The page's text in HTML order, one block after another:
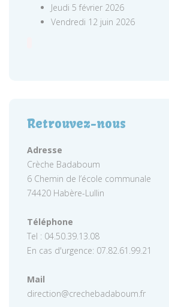
Jeudi 5 février 2026
Vendredi 12 juin 2026
Retrouvez-nous
Adresse
Crèche Badaboum
6 Chemin de l’école communale
74420 Habère-Lullin
Téléphone
Tel : 04.50.39.13.08
En cas d'urgence: 07.82.61.99.21
Mail
direction@crechebadaboum.fr